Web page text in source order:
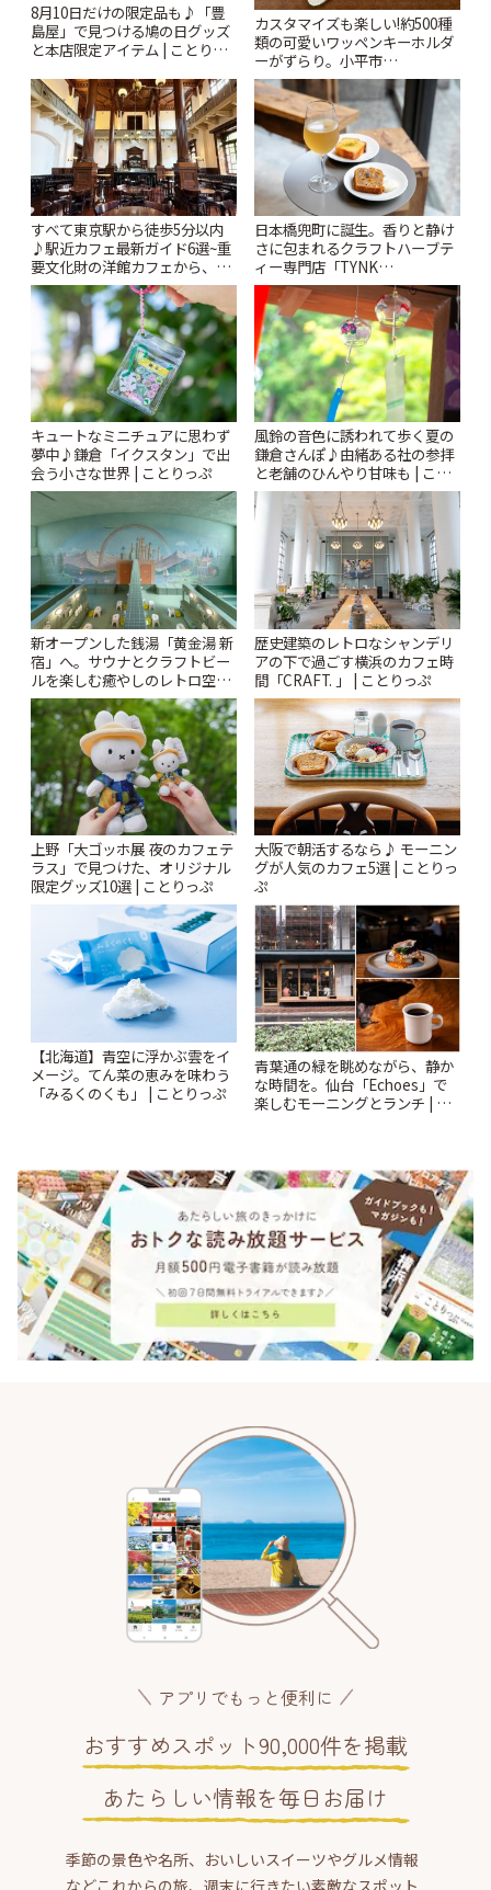
8月10日だけの限定品も♪「豊
島屋」で見つける鳩の日グッズ
と本店限定アイテム | ことりっ
カスタマイズも楽しい!約500種
類の可愛いワッペンキーホルダ
ーがずらり。小平市
「Kimamaya T&K」 | ことりっ
ぷ
すべて東京駅から徒歩5分以内
♪駅近カフェ最新ガイド6選~重
要文化財の洋館カフェから、改
札すぐのレトロ喫茶まで~ | こと
りっぷ
日本橋兜町に誕生。香りと静け
さに包まれるクラフトハーブテ
ィー専門店「TYNK
Kabutocho」 | ことりっぷ
キュートなミニチュアに思わず
夢中♪鎌倉「イクスタン」で出
会う小さな世界 | ことりっぷ
風鈴の音色に誘われて歩く夏の
鎌倉さんぽ♪由緒ある社の参拝
と老舗のひんやり甘味も | こと
りっぷ
新オープンした銭湯「黄金湯 新
宿」へ。サウナとクラフトビー
ルを楽しむ癒やしのレトロ空間
| ことりっぷ
歴史建築のレトロなシャンデリ
アの下で過ごす横浜のカフェ時
間「CRAFT. 」 | ことりっぷ
上野「大ゴッホ展 夜のカフェテ
ラス」で見つけた、オリジナル
限定グッズ10選 | ことりっぷ
大阪で朝活するなら♪ モーニン
グが人気のカフェ5選 | ことりっ
ぷ
【北海道】青空に浮かぶ雲をイ
メージ。てん菜の恵みを味わう
「みるくのくも」 | ことりっぷ
青葉通の緑を眺めながら、静か
な時間を。仙台「Echoes」で
楽しむモーニングとランチ | こ
アプリでもっと便利に
おすすめスポット90,000件を掲載
あたらしい情報を毎日お届け
季節の景色や名所、おいしいスイーツやグルメ情報
などこれからの旅、週末に行きたい素敵なスポット